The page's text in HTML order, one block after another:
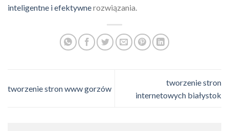
inteligentne i efektywnerozwiązania.
tworzenie stron www gorzów
tworzenie stron
internetowych białystok